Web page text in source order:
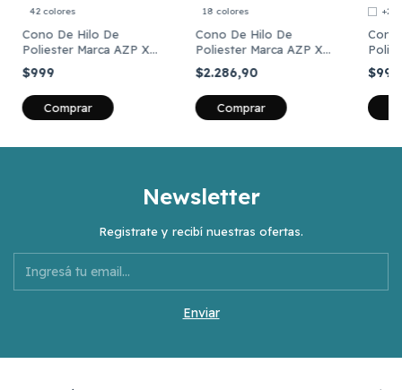
42 colores
Cono De Hilo De
Poliester Marca AZP X
2000 Yds
$999
Comprar
18 colores
Cono De Hilo De
Poliester Marca AZP X
4000 metros
$2.286,90
Comprar
+27
Cono
2000
Newsletter
Registrate y recibí nuestras ofertas.